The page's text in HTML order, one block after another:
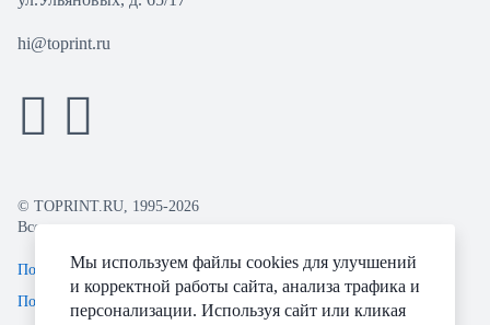
hi@toprint.ru
© TOPRINT.RU, 1995-2026
Все права защищены.
Политика конфиденциальности
Пользовательское соглашение
Мы используем файлы cookies для улучшений
и корректной работы сайта, анализа трафика и
персонализации. Используя сайт или кликая